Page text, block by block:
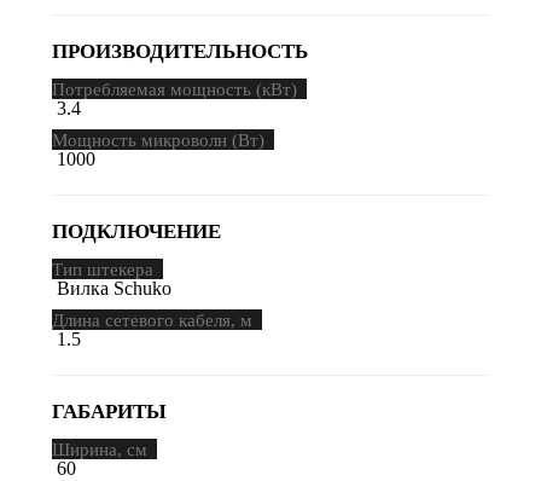
ПРОИЗВОДИТЕЛЬНОСТЬ
Потребляемая мощность (кВт)
3.4
Мощность микроволн (Вт)
1000
ПОДКЛЮЧЕНИЕ
Тип штекера
Вилка Schuko
Длина сетевого кабеля, м
1.5
ГАБАРИТЫ
Ширина, см
60